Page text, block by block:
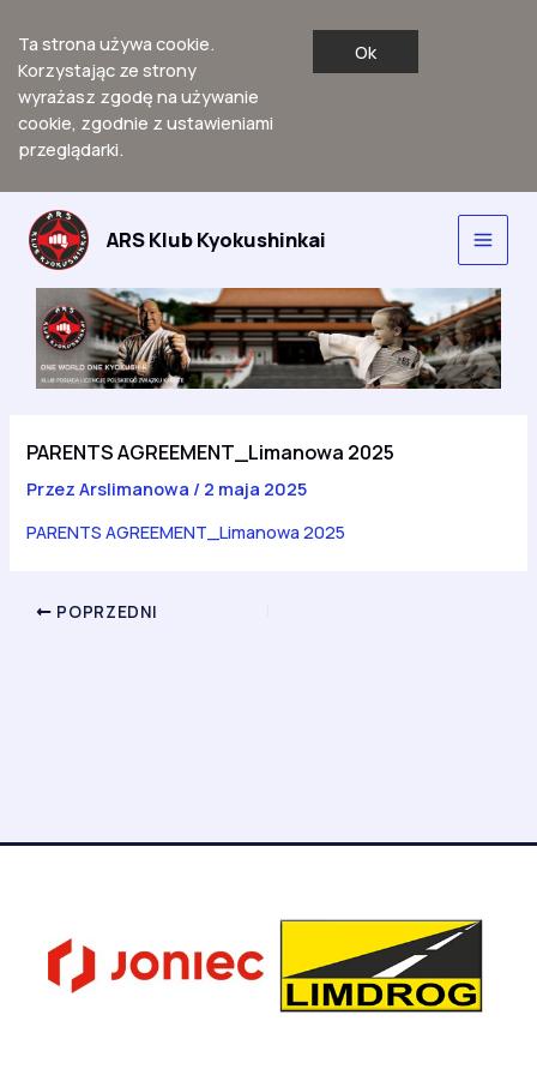
Ta strona używa cookie.
Korzystając ze strony
wyrażasz zgodę na używanie
cookie, zgodnie z ustawieniami
przeglądarki.
Ok
Przejdź
treści
ARS Klub Kyokushinkai
Main
PARENTS AGREEMENT_Limanowa 2025
PrzezArslimanowa / 2 maja 2025
PARENTS AGREEMENT_Limanowa 2025
POPRZEDNI